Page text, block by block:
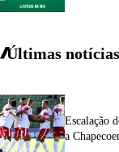
Últimas notícias
Escalação
a